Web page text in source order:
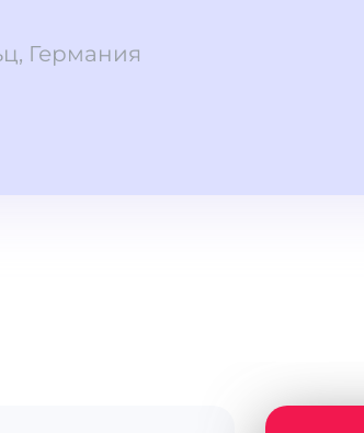
Германия